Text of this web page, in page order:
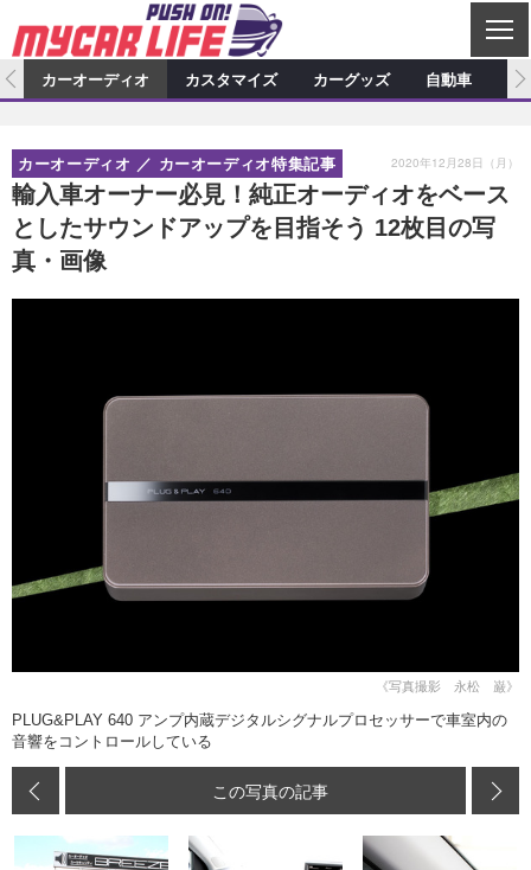
C
L
S
E
カーオーディオ
プロショップ検索 ショップ訪問記
カーオーディオニュース デモカー製作記
その他
カスタマイズ特集記事 カスタマイズ新製品情報
カスタマイズニュース
カーグッズ
カーグッズ特集記事 カーグッズ新製品情報
カーグッズニュース
自動車
カーオーディオ カスタマイズ カーグッズ 自動車
輸入車オーナー必見！純正オーディオをベース
としたサウンドアップを目指そう 12枚目の写
真・画像
カーオーディオ カーオーディオ特集記事 2020年12月28日（月）
《写真撮影 永松 巌》
PLUG&PLAY 640 アンプ内蔵デジタルシグナルプロセッサーで車室内の
音響をコントロールしている
この写真の記事